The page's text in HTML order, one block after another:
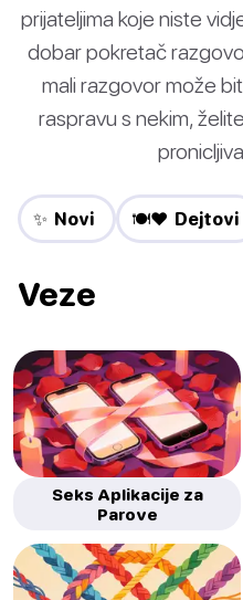
prijateljima koje niste
dobar pokretač
mali razgovor može
raspravu s nekim,
✨ Novi 🍽️❤️ Dejtovi
Veze
Seks Aplikacije za
Parove